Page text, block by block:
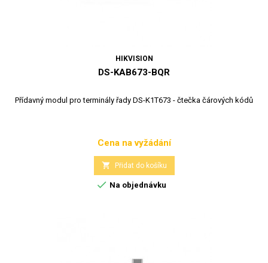
HIKVISION
DS-KAB673-BQR
Přídavný modul pro terminály řady DS-K1T673 - čtečka čárových kódů
Cena
Cena na vyžádání
 Přidat do košíku
 Na objednávku